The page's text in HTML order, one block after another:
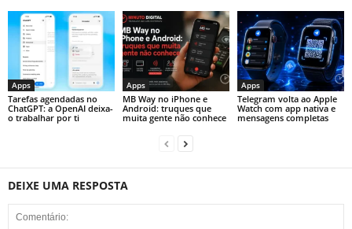
Apps
Tarefas agendadas no
ChatGPT: a OpenAI deixa-
o trabalhar por ti
Apps
MB Way no iPhone e
Android: truques que
muita gente não conhece
Apps
Telegram volta ao Apple
Watch com app nativa e
mensagens completas
DEIXE UMA RESPOSTA